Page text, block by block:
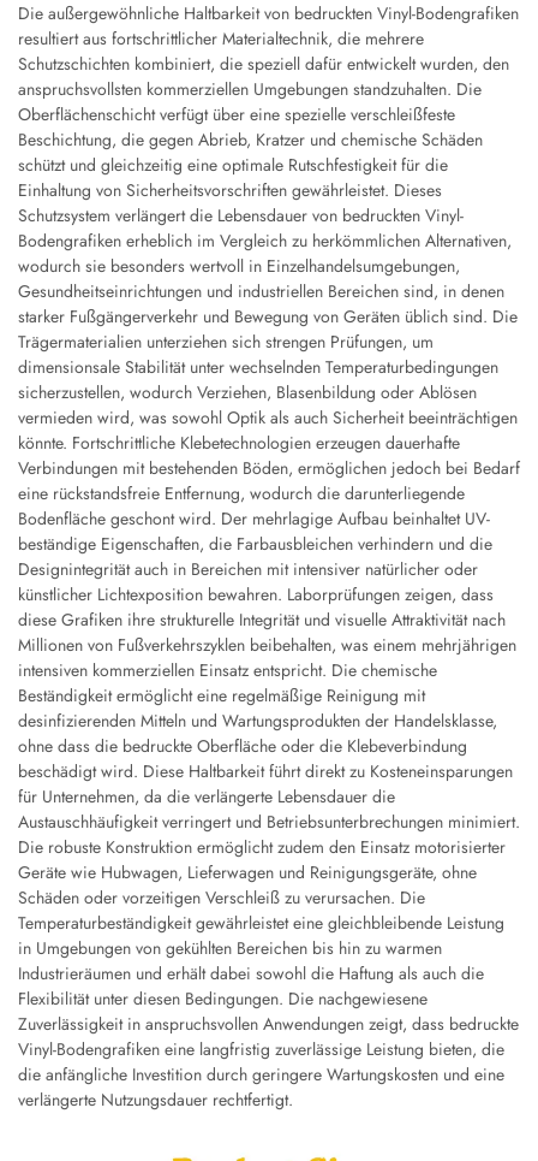
Die außergewöhnliche Haltbarkeit von bedruckten Vinyl-Bodengrafiken
resultiert aus fortschrittlicher Materialtechnik, die mehrere
Schutzschichten kombiniert, die speziell dafür entwickelt wurden, den
anspruchsvollsten kommerziellen Umgebungen standzuhalten. Die
Oberflächenschicht verfügt über eine spezielle verschleißfeste
Beschichtung, die gegen Abrieb, Kratzer und chemische Schäden
schützt und gleichzeitig eine optimale Rutschfestigkeit für die
Einhaltung von Sicherheitsvorschriften gewährleistet. Dieses
Schutzsystem verlängert die Lebensdauer von bedruckten Vinyl-
Bodengrafiken erheblich im Vergleich zu herkömmlichen Alternativen,
wodurch sie besonders wertvoll in Einzelhandelsumgebungen,
Gesundheitseinrichtungen und industriellen Bereichen sind, in denen
starker Fußgängerverkehr und Bewegung von Geräten üblich sind. Die
Trägermaterialien unterziehen sich strengen Prüfungen, um
dimensionsale Stabilität unter wechselnden Temperaturbedingungen
sicherzustellen, wodurch Verziehen, Blasenbildung oder Ablösen
vermieden wird, was sowohl Optik als auch Sicherheit beeinträchtigen
könnte. Fortschrittliche Klebetechnologien erzeugen dauerhafte
Verbindungen mit bestehenden Böden, ermöglichen jedoch bei Bedarf
eine rückstandsfreie Entfernung, wodurch die darunterliegende
Bodenfläche geschont wird. Der mehrlagige Aufbau beinhaltet UV-
beständige Eigenschaften, die Farbausbleichen verhindern und die
Designintegrität auch in Bereichen mit intensiver natürlicher oder
künstlicher Lichtexposition bewahren. Laborprüfungen zeigen, dass
diese Grafiken ihre strukturelle Integrität und visuelle Attraktivität nach
Millionen von Fußverkehrszyklen beibehalten, was einem mehrjährigen
intensiven kommerziellen Einsatz entspricht. Die chemische
Beständigkeit ermöglicht eine regelmäßige Reinigung mit
desinfizierenden Mitteln und Wartungsprodukten der Handelsklasse,
ohne dass die bedruckte Oberfläche oder die Klebeverbindung
beschädigt wird. Diese Haltbarkeit führt direkt zu Kosteneinsparungen
für Unternehmen, da die verlängerte Lebensdauer die
Austauschhäufigkeit verringert und Betriebsunterbrechungen minimiert.
Die robuste Konstruktion ermöglicht zudem den Einsatz motorisierter
Geräte wie Hubwagen, Lieferwagen und Reinigungsgeräte, ohne
Schäden oder vorzeitigen Verschleiß zu verursachen. Die
Temperaturbeständigkeit gewährleistet eine gleichbleibende Leistung
in Umgebungen von gekühlten Bereichen bis hin zu warmen
Industrieräumen und erhält dabei sowohl die Haftung als auch die
Flexibilität unter diesen Bedingungen. Die nachgewiesene
Zuverlässigkeit in anspruchsvollen Anwendungen zeigt, dass bedruckte
Vinyl-Bodengrafiken eine langfristig zuverlässige Leistung bieten, die
die anfängliche Investition durch geringere Wartungskosten und eine
verlängerte Nutzungsdauer rechtfertigt.